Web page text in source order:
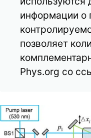
информации о
позволяет
Phys.org со